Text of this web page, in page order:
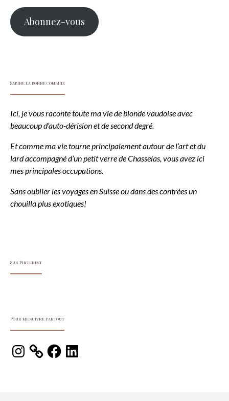
Abonnez-vous
Sabine la bonne combine
Ici, je vous raconte toute ma vie de blonde vaudoise avec
beaucoup d’auto-dérision et de second degré.
Et comme ma vie tourne principalement autour de l’art et du
lard accompagné d’un petit verre de Chasselas, vous avez ici
mes principales occupations.
Sans oublier les voyages en Suisse ou dans des contrées un
chouilla plus exotiques!
Sur Pinterest
Pour me suivre partout
Instagram FacebookLinkedIn